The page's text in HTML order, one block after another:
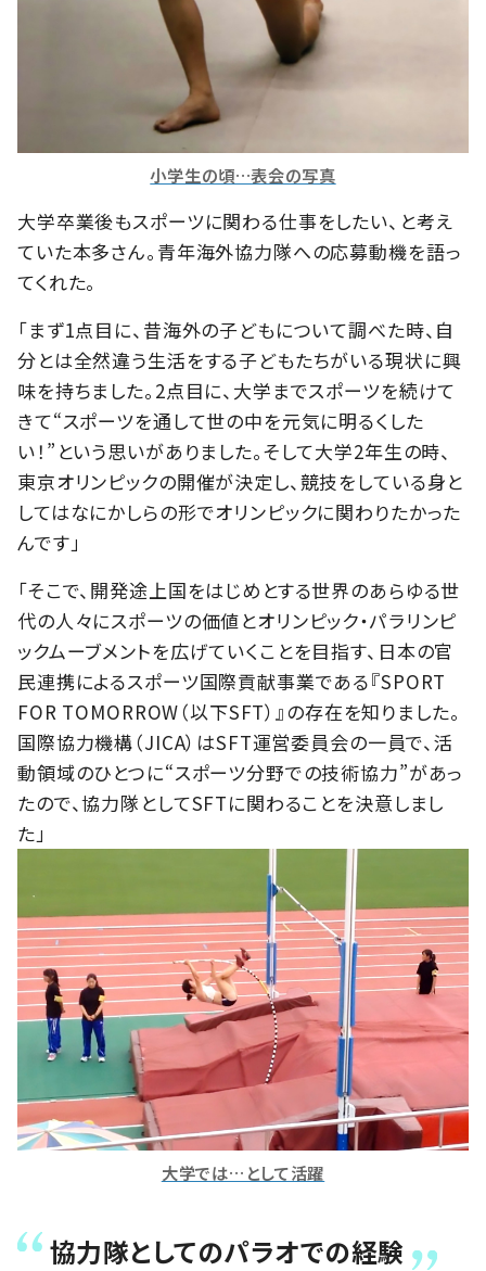
小学生の頃…表会の写真
大学卒業後もスポーツに関わる仕事をしたい、と考え
ていた本多さん。青年海外協力隊への応募動機を語っ
てくれた。
「まず1点目に、昔海外の子どもについて調べた時、自
分とは全然違う生活をする子どもたちがいる現状に興
味を持ちました。2点目に、大学までスポーツを続けて
きて“スポーツを通して世の中を元気に明るくした
い！”という思いがありました。そして大学2年生の時、
東京オリンピックの開催が決定し、競技をしている身と
してはなにかしらの形でオリンピックに関わりたかった
んです」
「そこで、開発途上国をはじめとする世界のあらゆる世
代の人々にスポーツの価値とオリンピック・パラリンピ
ックムーブメントを広げていくことを目指す、日本の官
民連携によるスポーツ国際貢献事業である『SPORT
FOR TOMORROW（以下SFT）』の存在を知りました。
国際協力機構（JICA）はSFT運営委員会の一員で、活
動領域のひとつに“スポーツ分野での技術協力”があっ
たので、協力隊としてSFTに関わることを決意しまし
た」
大学では…として活躍
協力隊としてのパラオでの経験